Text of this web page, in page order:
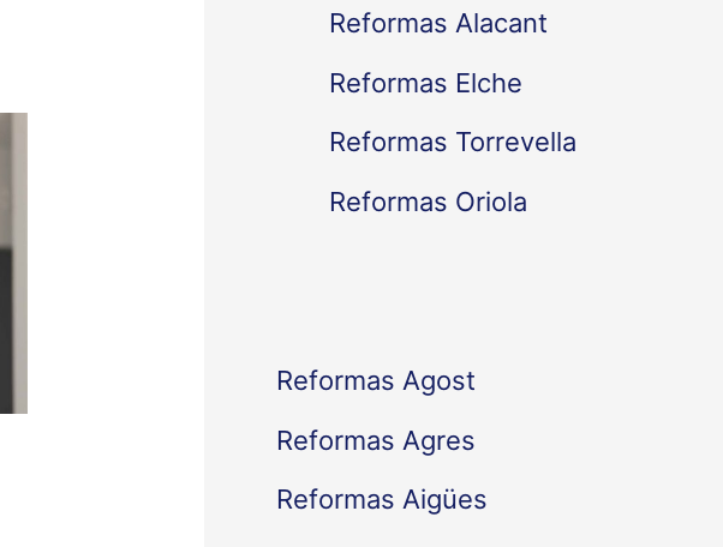
Reformas Alacant
Reformas Elche
Reformas Torrevella
Reformas Oriola
Reformas Agost
Reformas Agres
Reformas Aigües